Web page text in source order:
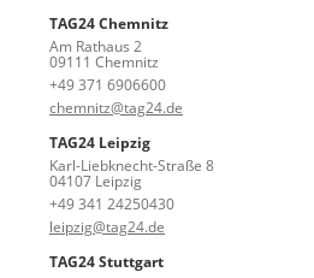
TAG24 Chemnitz
Am Rathaus 2
09111 Chemnitz
+49 371 6906600
chemnitz@tag24.de
TAG24 Leipzig
Karl-Liebknecht-Straße 8
04107 Leipzig
+49 341 24250430
leipzig@tag24.de
TAG24 Stuttgart